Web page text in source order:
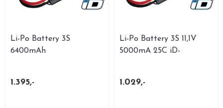
Li-Po Battery 3S
6400mAh
1.395,-
Li-Po Battery 3S 11,1V
5000mA 25C iD-
1.029,-